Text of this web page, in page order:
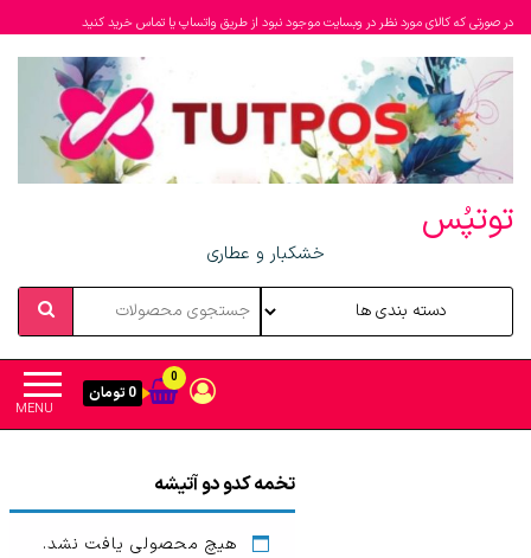
در صورتی که کالای مورد نظر در وبسایت موجود نبود از طریق واتساپ یا تماس خرید کنید
توتپُس
خشکبار و عطاری
MENU
0
0 تومان
تخمه کدو دو آتیشه
هیچ محصولی یافت نشد.